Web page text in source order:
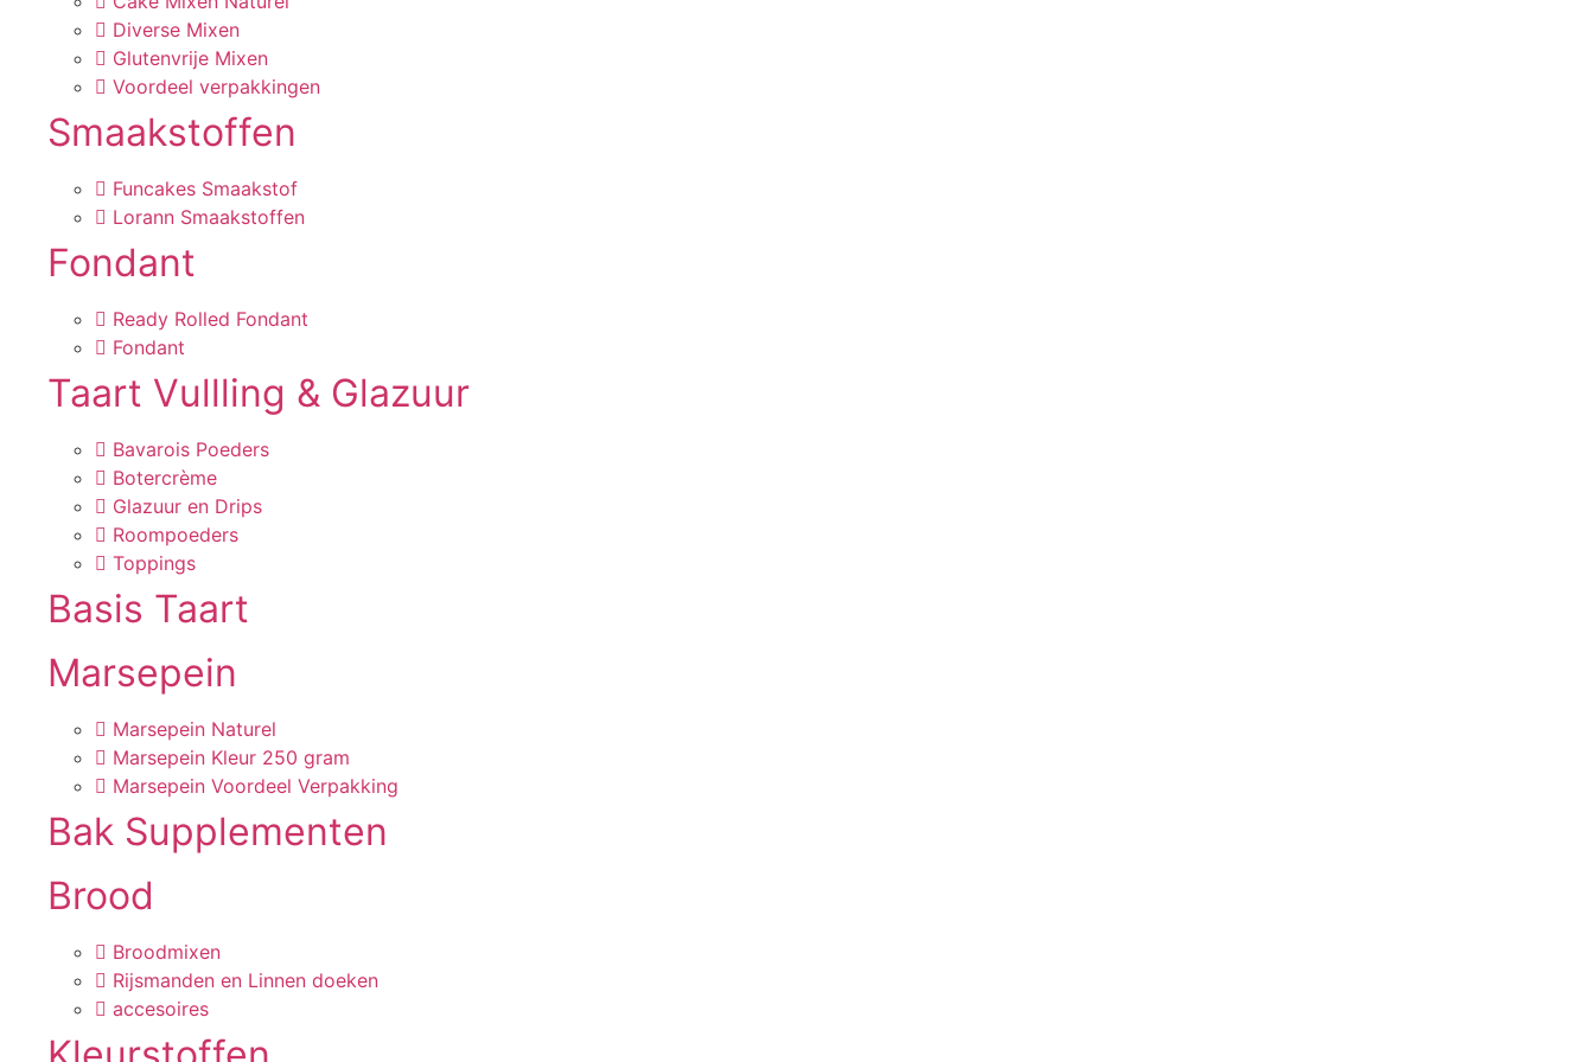
Diverse Mixen
Glutenvrije Mixen
Voordeel verpakkingen
Smaakstoffen
Funcakes Smaakstof
Lorann Smaakstoffen
Fondant
Ready Rolled Fondant
Fondant
Taart Vullling & Glazuur
Bavarois Poeders
Botercrème
Glazuur en Drips
Roompoeders
Toppings
Basis Taart
Marsepein
Marsepein Naturel
Marsepein Kleur 250 gram
Marsepein Voordeel Verpakking
Bak Supplementen
Brood
Broodmixen
Rijsmanden en Linnen doeken
accesoires